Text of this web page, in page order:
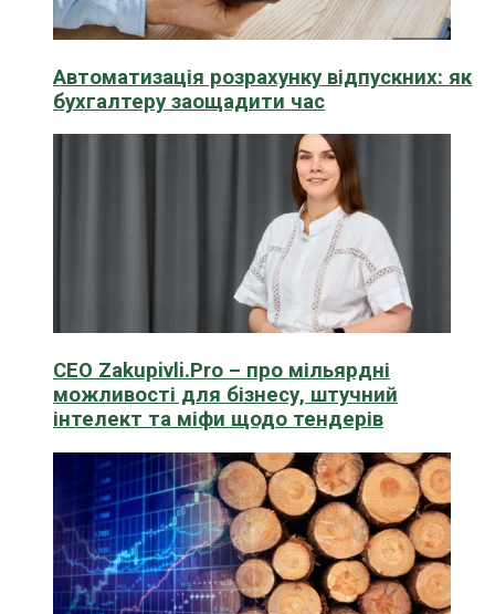
Автоматизація розрахунку відпускних: як
бухгалтеру заощадити час
CEO Zakupivli.Pro – про мільярдні
можливості для бізнесу, штучний
інтелект та міфи щодо тендерів